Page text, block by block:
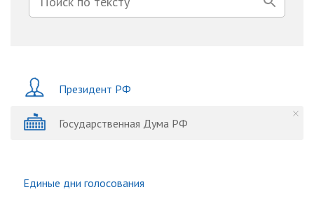
Президент РФ
Государственная Дума РФ
Единые дни голосования